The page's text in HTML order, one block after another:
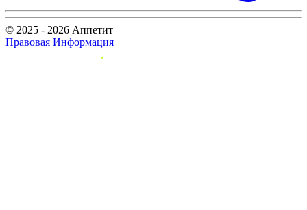
© 2025 - 2026 Аппетит
Правовая Информация